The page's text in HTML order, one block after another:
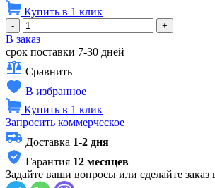
Купить в 1 клик
- +
В заказ
срок поставки 7-30 дней
Сравнить
В избранное
Купить в 1 клик
Запросить коммерческое
Доставка 1-2 дня
Гарантия 12 месяцев
Задайте ваши вопросы или сделайте заказ